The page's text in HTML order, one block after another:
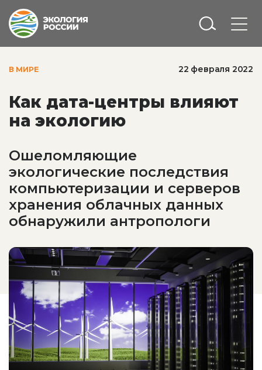
В МИРЕ 22 февраля 2022
Как дата-центры влияют
на экологию
Ошеломляющие
экологические последствия
компьютеризации и серверов
хранения облачных данных
обнаружили антропологи